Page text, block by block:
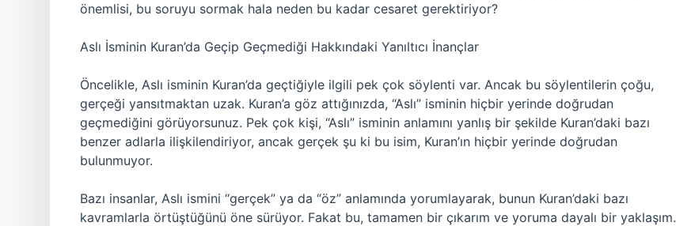
önemlisi, bu soruyu sormak hala neden bu kadar cesaret gerektiriyor?
Aslı İsminin Kuran’da Geçip Geçmediği Hakkındaki Yanıltıcı İnançlar
Öncelikle, Aslı isminin Kuran’da geçtiğiyle ilgili pek çok söylenti var. Ancak bu söylentilerin çoğu,
gerçeği yansıtmaktan uzak. Kuran’a göz attığınızda, “Aslı” isminin hiçbir yerinde doğrudan
geçmediğini görüyorsunuz. Pek çok kişi, “Aslı” isminin anlamını yanlış bir şekilde Kuran’daki bazı
benzer adlarla ilişkilendiriyor, ancak gerçek şu ki bu isim, Kuran’ın hiçbir yerinde doğrudan
bulunmuyor.
Bazı insanlar, Aslı ismini “gerçek” ya da “öz” anlamında yorumlayarak, bunun Kuran’daki bazı
kavramlarla örtüştüğünü öne sürüyor. Fakat bu, tamamen bir çıkarım ve yoruma dayalı bir yaklaşım.